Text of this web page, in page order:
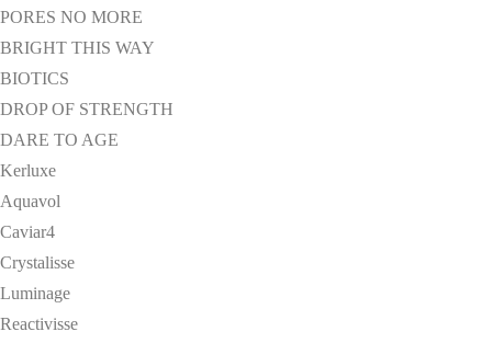
PORES NO MORE
BRIGHT THIS WAY
BIOTICS
DROP OF STRENGTH
DARE TO AGE
Kerluxe
Aquavol
Caviar4
Crystalisse
Luminage
Reactivisse